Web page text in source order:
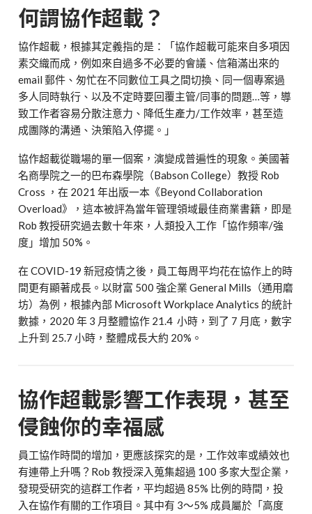
何謂協作超載？
協作超載，根據其定義指的是：「協作超載可能來自多項因
素交織而成，例如來自過多不必要的會議、信箱滿出來的
email 郵件、匆忙在不同數位工具之間切換、同一個專案過
多人同時執行、以及不定時要回覆主管/同事的問題…等，導
致工作者容易分散注意力、降低生產力/工作效率，甚至造
成團隊的溝通、決策陷入停擺。」
協作超載從職場的單一個案，演變成普遍性的現象。美國著
名商學院之一的巴布森學院（Babson College）教授 Rob
Cross ，在 2021 年出版一本《Beyond Collaboration
Overload》，這本被評為當年管理領域最佳商業書籍，即是
Rob 教授研究過去數十年來，人類投入工作「協作頻率/強
度」增加 50%。
在 COVID-19 新冠疫情之後，員工每周平均花在協作上的時
間更有顯著成長。以財富 500 強企業 General Mills（通用磨
坊）為例，根據內部 Microsoft Workplace Analytics 的統計
數據，2020 年 3 月整體協作 21.4 小時，到了 7 月底，數字
上升到 25.7 小時，整體成長大約 20%。
協作超載影響工作表現，甚至
侵蝕你的幸福感
員工協作時間的增加，更應該探究的是，工作效率或績效也
有連帶上升嗎？Rob 教授深入蒐集超過 100 多家大型企業，
發現受研究的這群工作者，平均超過 85% 比例的時間，投
入在協作有關的工作項目。其中有 3～5% 成員屬於「高度